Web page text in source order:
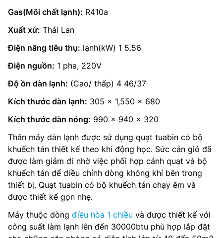
Gas(Môi chất lạnh): R410a
Xuất xứ: Thái Lan
Điện năng tiêu thụ: lạnh(kW) 1 5.56
Điện nguồn: 1 pha, 220V
Độ ồn dàn lạnh: (Cao/ thấp) 4 46/37
Kích thước dàn lạnh: 305 x 1,550 x 680
Kích thước dàn nóng: 990 x 940 x 320
Thân máy dàn lạnh được sử dụng quạt tuabin có bộ
khuếch tán thiết kế theo khí động học. Sức cản gió đã
được làm giảm đi nhờ việc phối hợp cánh quạt và bộ
khuếch tán để điều chỉnh dòng không khí bên trong
thiết bị. Quạt tuabin có bộ khuếch tán chạy êm và
được thiết kế gọn nhẹ.
Máy thuộc dòng điều hòa 1 chiều và được thiết kế với
công suất làm lạnh lên đến 30000btu phù hợp lắp đặt